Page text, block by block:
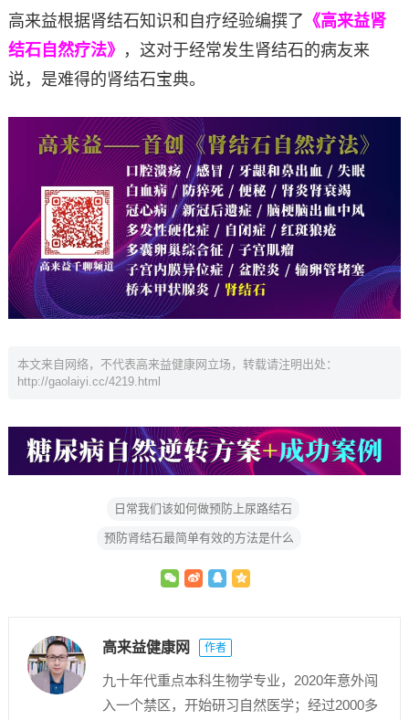
高来益根据肾结石知识和自疗经验编撰了 《高来益肾
结石自然疗法》 ，这对于经常发生肾结石的病友来
说，是难得的肾结石宝典。
本文来自网络，不代表高来益健康网立场，转载请注明出处：
http://gaolaiyi.cc/4219.html
日常我们该如何做预防上尿路结石
预防肾结石最简单有效的方法是什么
高来益健康网 作者
九十年代重点本科生物学专业，2020年意外闯
入一个禁区，开始研习自然医学；经过2000多